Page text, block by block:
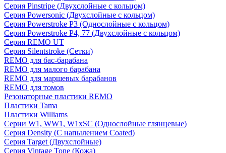
Серия Pinstripe (Двухслойные с кольцом)
Серия Powersonic (Двухслойные с кольцом)
Серия Powerstroke P3 (Однослойные с кольцом)
Серия Powerstroke P4, 77 (Двухслойные с кольцом)
Серия REMO UT
Серия Silentstroke (Сетки)
REMO для бас-барабана
REMO для малого барабана
REMO для маршевых барабанов
REMO для томов
Резонаторные пластики REMO
Пластики Tama
Пластики Williams
Серии W1, WW1, W1xSC (Однослойные глянцевые)
Серия Density (C напылением Coated)
Серия Target (Двухслойные)
Серия Vintage Tone (Кожа)